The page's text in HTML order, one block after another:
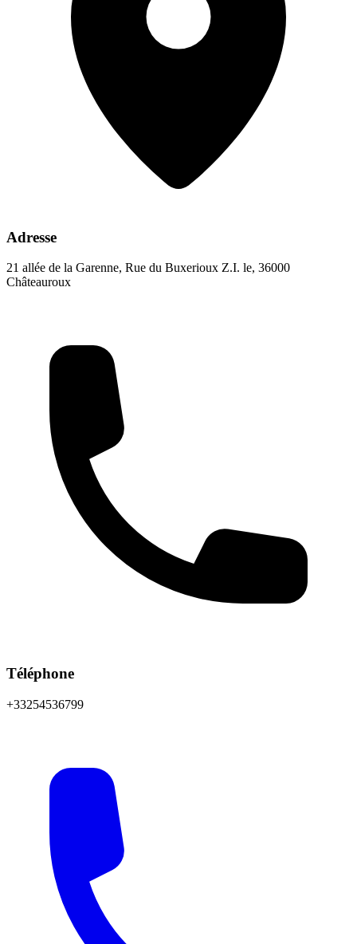
Adresse
21 allée de la Garenne, Rue du Buxerioux Z.I. le, 36000
Châteauroux
Téléphone
+33254536799